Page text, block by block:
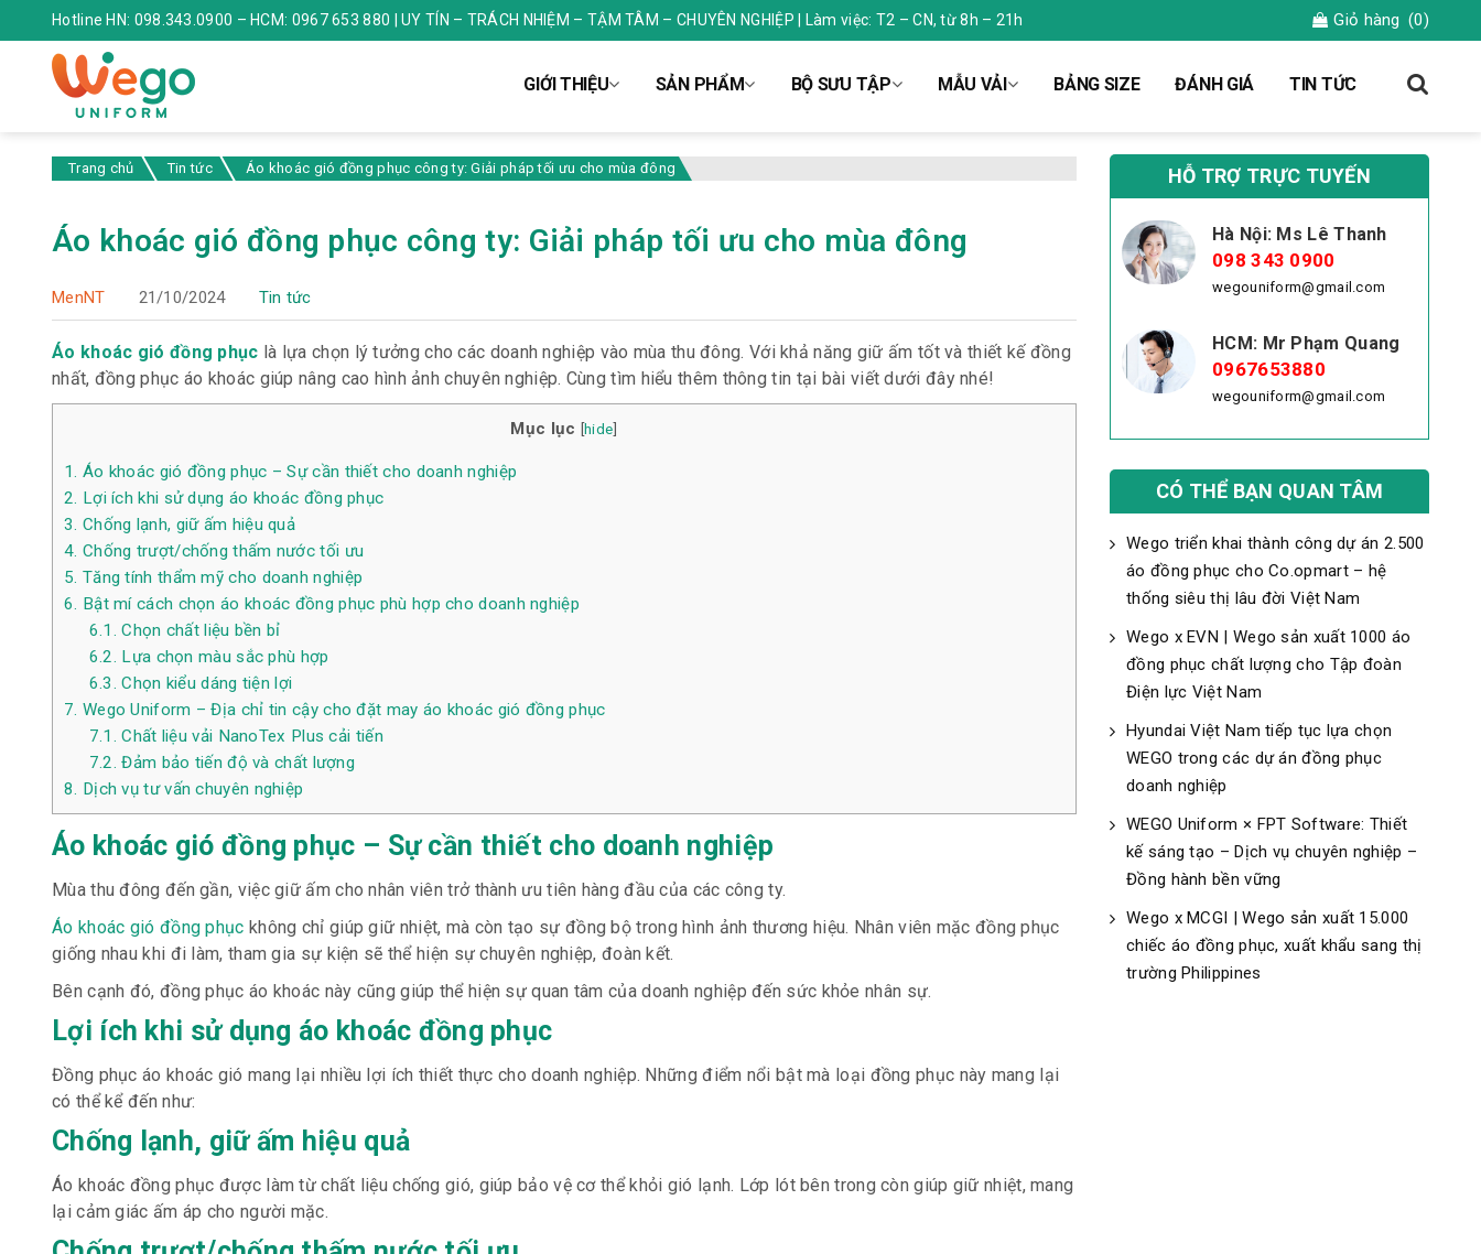
Hotline HN: 098.343.0900 – HCM: 0967 653 880 | UY TÍN – TRÁCH NHIỆM – TẬM TÂM – CHUYÊN NGHIỆP | Làm việc: T2 – CN, từ 8h – 21h Giỏ hàng (0)
GIỚI THIỆU SẢN PHẨM BỘ SƯU TẬP MẪU VẢI BẢNG SIZE ĐÁNH GIÁ TIN TỨC
Trang chủ Tin tức Áo khoác gió đồng phục công ty: Giải pháp tối ưu cho mùa đông
Áo khoác gió đồng phục công ty: Giải pháp tối ưu cho mùa đông
MenNT 21/10/2024 Tin tức
Áo khoác gió đồng phục là lựa chọn lý tưởng cho các doanh nghiệp vào mùa thu đông. Với khả năng giữ ấm tốt và thiết kế đồng
nhất, đồng phục áo khoác giúp nâng cao hình ảnh chuyên nghiệp. Cùng tìm hiểu thêm thông tin tại bài viết dưới đây nhé!
Mục lục [hide]
1. Áo khoác gió đồng phục – Sự cần thiết cho doanh nghiệp
2. Lợi ích khi sử dụng áo khoác đồng phục
3. Chống lạnh, giữ ấm hiệu quả
4. Chống trượt/chống thấm nước tối ưu
5. Tăng tính thẩm mỹ cho doanh nghiệp
6. Bật mí cách chọn áo khoác đồng phục phù hợp cho doanh nghiệp
6.1. Chọn chất liệu bền bỉ
6.2. Lựa chọn màu sắc phù hợp
6.3. Chọn kiểu dáng tiện lợi
7. Wego Uniform – Địa chỉ tin cậy cho đặt may áo khoác gió đồng phục
7.1. Chất liệu vải NanoTex Plus cải tiến
7.2. Đảm bảo tiến độ và chất lượng
8. Dịch vụ tư vấn chuyên nghiệp
Áo khoác gió đồng phục – Sự cần thiết cho doanh nghiệp
Mùa thu đông đến gần, việc giữ ấm cho nhân viên trở thành ưu tiên hàng đầu của các công ty.
Áo khoác gió đồng phục không chỉ giúp giữ nhiệt, mà còn tạo sự đồng bộ trong hình ảnh thương hiệu. Nhân viên mặc đồng phục
giống nhau khi đi làm, tham gia sự kiện sẽ thể hiện sự chuyên nghiệp, đoàn kết.
Bên cạnh đó, đồng phục áo khoác này cũng giúp thể hiện sự quan tâm của doanh nghiệp đến sức khỏe nhân sự.
Lợi ích khi sử dụng áo khoác đồng phục
Đồng phục áo khoác gió mang lại nhiều lợi ích thiết thực cho doanh nghiệp. Những điểm nổi bật mà loại đồng phục này mang lại
có thể kể đến như:
Chống lạnh, giữ ấm hiệu quả
Áo khoác đồng phục được làm từ chất liệu chống gió, giúp bảo vệ cơ thể khỏi gió lạnh. Lớp lót bên trong còn giúp giữ nhiệt, mang
lại cảm giác ấm áp cho người mặc.
HỖ TRỢ TRỰC TUYẾN
Hà Nội: Ms Lê Thanh
098 343 0900
wegouniform@gmail.com
HCM: Mr Phạm Quang
0967653880
wegouniform@gmail.com
CÓ THỂ BẠN QUAN TÂM
Wego triển khai thành công dự án 2.500
áo đồng phục cho Co.opmart – hệ
thống siêu thị lâu đời Việt Nam
Wego x EVN | Wego sản xuất 1000 áo
đồng phục chất lượng cho Tập đoàn
Điện lực Việt Nam
Hyundai Việt Nam tiếp tục lựa chọn
WEGO trong các dự án đồng phục
doanh nghiệp
WEGO Uniform × FPT Software: Thiết
kế sáng tạo – Dịch vụ chuyên nghiệp –
Đồng hành bền vững
Wego x MCGI | Wego sản xuất 15.000
chiếc áo đồng phục, xuất khẩu sang thị
trường Philippines